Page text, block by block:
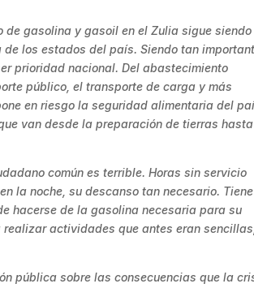
gasolina y gasoil en el Zulia sigue siendo
los estados del país. Siendo tan
prioridad nacional. Del abastecimiento
público, el transporte de carga y más
en riesgo la seguridad alimentaria del
van desde la preparación de tierras
común es terrible. Horas sin servicio
la noche, su descanso tan necesario.
hacerse de la gasolina necesaria para su
actividades que antes eran sencillas,
pública sobre las consecuencias que la